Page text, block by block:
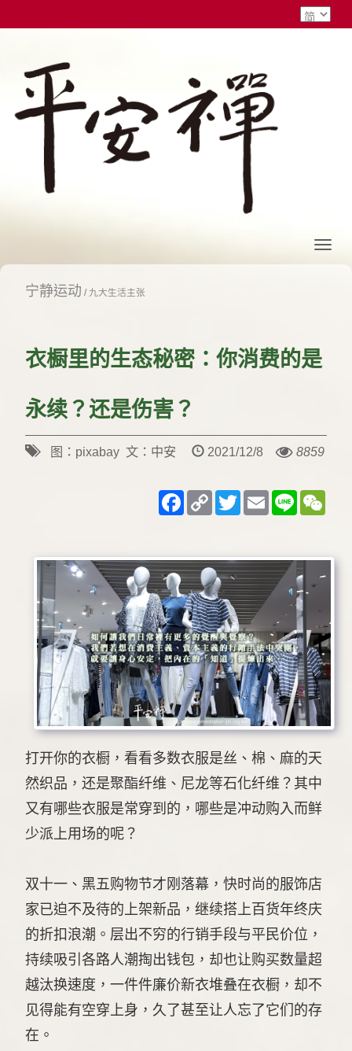
宁静运动 / 九大生活主张
衣橱里的生态秘密：你消费的是
永续？还是伤害？
图：pixabay 文：中安 2021/12/8 8859
Facebook
Copy
Link
TwitterEmailLine
打开你的衣橱，看看多数衣服是丝、棉、麻的天
然织品，还是聚酯纤维、尼龙等石化纤维？其中
又有哪些衣服是常穿到的，哪些是冲动购入而鲜
少派上用场的呢？
双十一、黑五购物节才刚落幕，快时尚的服饰店
家已迫不及待的上架新品，继续搭上百货年终庆
的折扣浪潮。层出不穷的行销手段与平民价位，
持续吸引各路人潮掏出钱包，却也让购买数量超
越汰换速度，一件件廉价新衣堆叠在衣橱，却不
见得能有空穿上身，久了甚至让人忘了它们的存
在。